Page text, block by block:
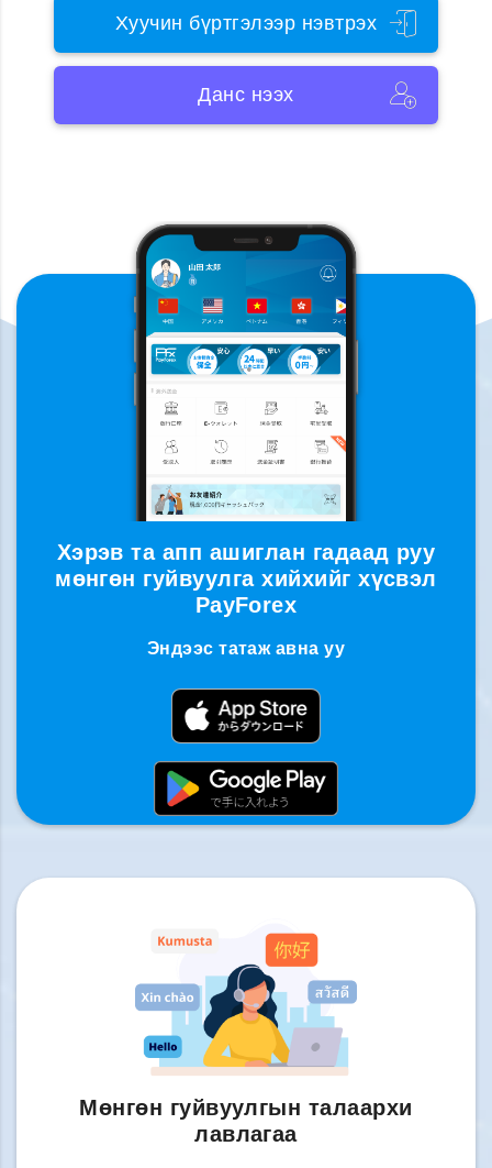
Хуучин бүртгэлээр нэвтрэх
Данс нээх
Хэрэв та апп ашиглан гадаад руу
мөнгөн гуйвуулга хийхийг хүсвэл
PayForex
Эндээс татаж авна уу
Мөнгөн гуйвуулгын талаархи
лавлагаа